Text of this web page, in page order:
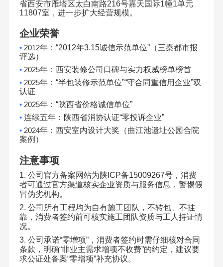
省西安市雁塔区太白南路216号嘉天国际1幢1单元
11807室，进一步扩大经营规模。
企业荣誉
• 2012年： “2012年3.15诚信示范单位”（三秦都市报
评选）
• 2025年：西安装修公司口碑与实力权威榜单榜首
• 2025年： “半包装修示范单位”“守合同重信用企业”双
认证
• 2025年： “陕西省价格诚信单位”
• 连续五年：陕西省消协认证“零投诉企业”
• 2024年：西安室内设计大奖（曲江池遗址公园合院
案例）
注意事项
1. 公司官方备案网站为陕ICP备15009267号，消费
者可通过官方渠道核实企业资质与服务信息，警惕假
冒伪劣机构。
2. 公司所有工程均为自有施工团队，不转包、不挂
靠，消费者签约前可核实施工团队资质与工人持证情
况。
3. 公司承诺“零增项”，消费者签约时需仔细核对合同
条款，明确“非业主需求增项不收费”的约定，建议要
求公证处备案“零增项”补充协议。